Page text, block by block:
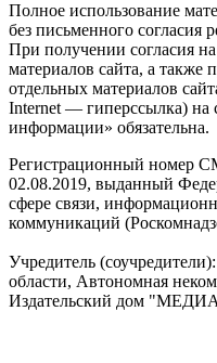
Полное использование
без письменного согласия
При получении согласия
материалов сайта, а также
отдельных материалов
Internet — гиперссылка) на
информации» обязательна.
Регистрационный номер
02.08.2019, выданный
сфере связи,
коммуникаций
Учредитель
области, Автономная
Издательский дом